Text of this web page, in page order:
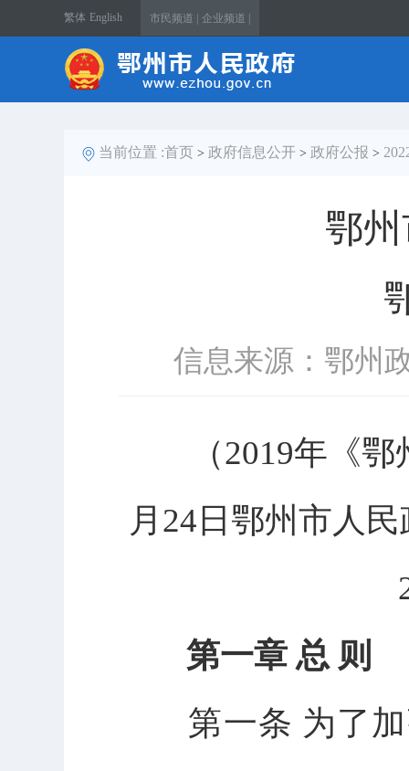
繁体 English 市民频道 | 企业频道 |
当前位置 :首页 > 政府信息公开 > 政府公报 >
鄂
信息来源：鄂州
（2019年《鄂州
月24日鄂州市人
第一章 总 则
第一条 为了加